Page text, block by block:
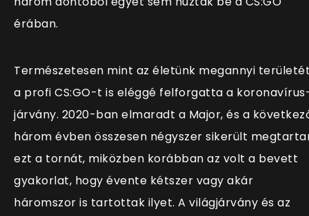
érában.
Természetesen mint az életünk megannyi
a profi CS:GO-t is eléggé felforgatta a
járvány. 2020-ban elmaradt a Major, és a
három évben összesen négyszer sikerült
ezt a tornát, miközben korábban az volt a bevett
gyakorlat, hogy évente kétszer vagy akár
háromszor is tartottak ilyet. A világjárvány és az